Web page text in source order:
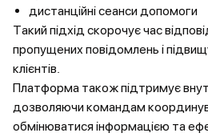
дистанційні сеанси допомоги
Такий підхід скорочує час
пропущених повідомлень і
клієнтів.
Платформа також підтримує
дозволяючи командам
обмінюватися інформацією та